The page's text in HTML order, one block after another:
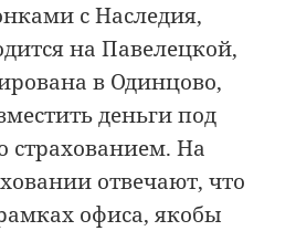
с Наследия,
на Павелецкой,
в Одинцово,
деньги под
страхованием. На
отвечают, что
офиса, якобы